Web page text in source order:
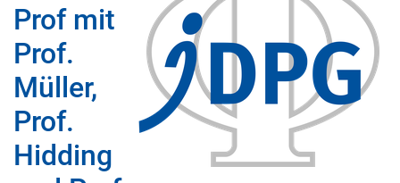
Prof mit
Prof.
Müller,
Prof.
Hidding